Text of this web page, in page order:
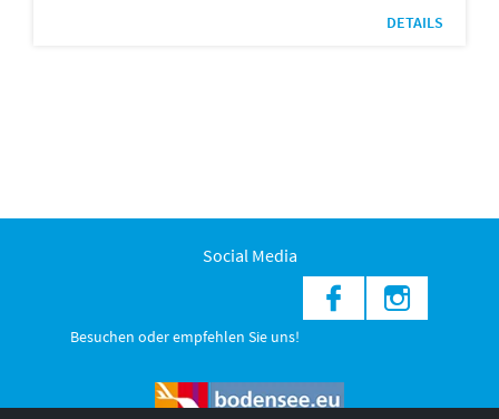
DETAILS
Social Media
Besuchen oder empfehlen Sie uns!